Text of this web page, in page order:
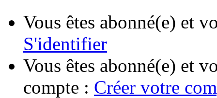
Vous êtes abonné(e) et
S'identifier
Vous êtes abonné(e) et
compte : Créer votre